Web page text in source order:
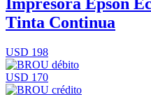
Tinta Continua
USD 198
USD 170